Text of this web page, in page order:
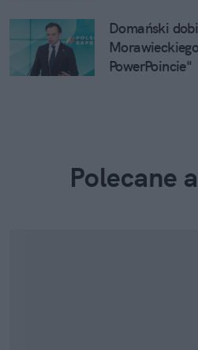
Domański
PowerPoincie"
Polecane